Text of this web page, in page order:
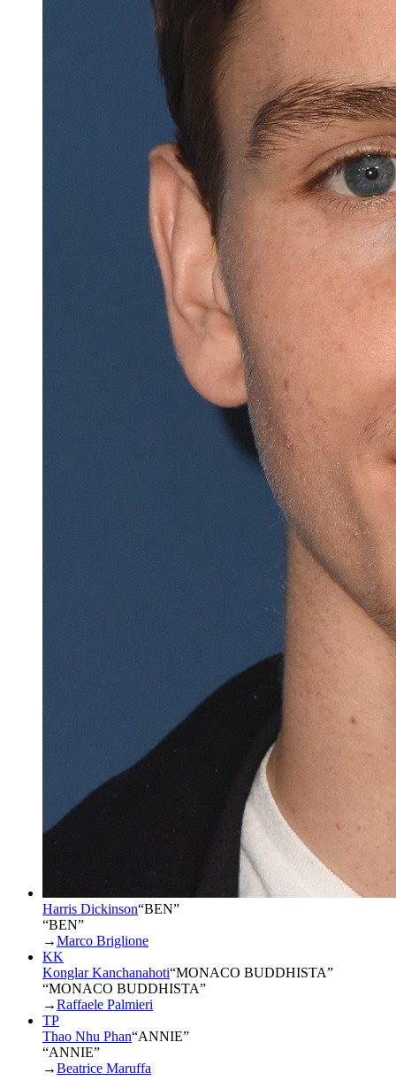
Harris Dickinson“BEN”
“BEN”
→Marco Briglione
KK
Konglar Kanchanahoti“MONACO BUDDHISTA”
“MONACO BUDDHISTA”
→Raffaele Palmieri
TP
Thao Nhu Phan“ANNIE”
“ANNIE”
→Beatrice Maruffa